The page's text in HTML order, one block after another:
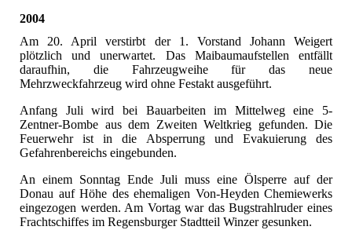
2004
Am 20. April verstirbt der 1. Vorstand Johann Weigert
plötzlich und unerwartet. Das Maibaumaufstellen entfällt
daraufhin, die Fahrzeugweihe für das neue
Mehrzweckfahrzeug wird ohne Festakt ausgeführt.
Anfang Juli wird bei Bauarbeiten im Mittelweg eine 5-
Zentner-Bombe aus dem Zweiten Weltkrieg gefunden. Die
Feuerwehr ist in die Absperrung und Evakuierung des
Gefahrenbereichs eingebunden.
An einem Sonntag Ende Juli muss eine Ölsperre auf der
Donau auf Höhe des ehemaligen Von-Heyden Chemiewerks
eingezogen werden. Am Vortag war das Bugstrahlruder eines
Frachtschiffes im Regensburger Stadtteil Winzer gesunken.